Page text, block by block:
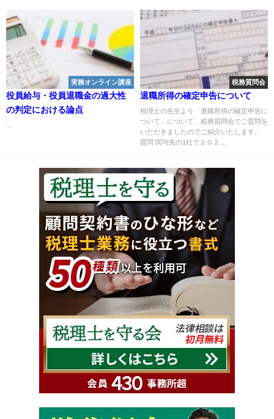
実務オンライン講座
役員給与・役員退職金の過大性
の判定における論点
税務質問会
退職所得の確定申告について
税理士の先生より「退職所得の確定申告に
ついて」について、税務質問会でご質問を
いただきましたのでご紹介いたします。
質問 関与先の1社で２０２...